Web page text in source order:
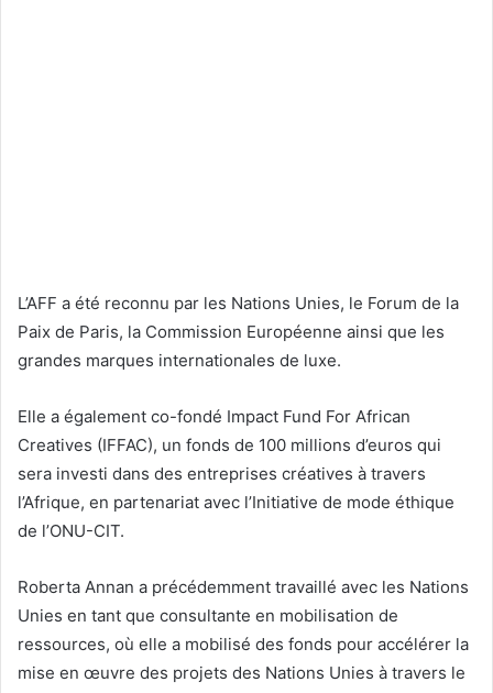
L’AFF a été reconnu par les Nations Unies, le Forum de la
Paix de Paris, la Commission Européenne ainsi que les
grandes marques internationales de luxe.
Elle a également co-fondé Impact Fund For African
Creatives (IFFAC), un fonds de 100 millions d’euros qui
sera investi dans des entreprises créatives à travers
l’Afrique, en partenariat avec l’Initiative de mode éthique
de l’ONU-CIT.
Roberta Annan a précédemment travaillé avec les Nations
Unies en tant que consultante en mobilisation de
ressources, où elle a mobilisé des fonds pour accélérer la
mise en œuvre des projets des Nations Unies à travers le